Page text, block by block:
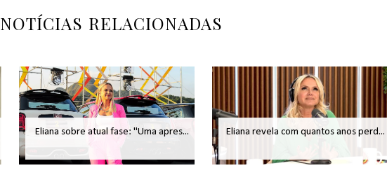
NOTÍCIAS RELACIONADAS
Eliana sobre atual fase: "Uma apres... Eliana revela com quantos anos perd...